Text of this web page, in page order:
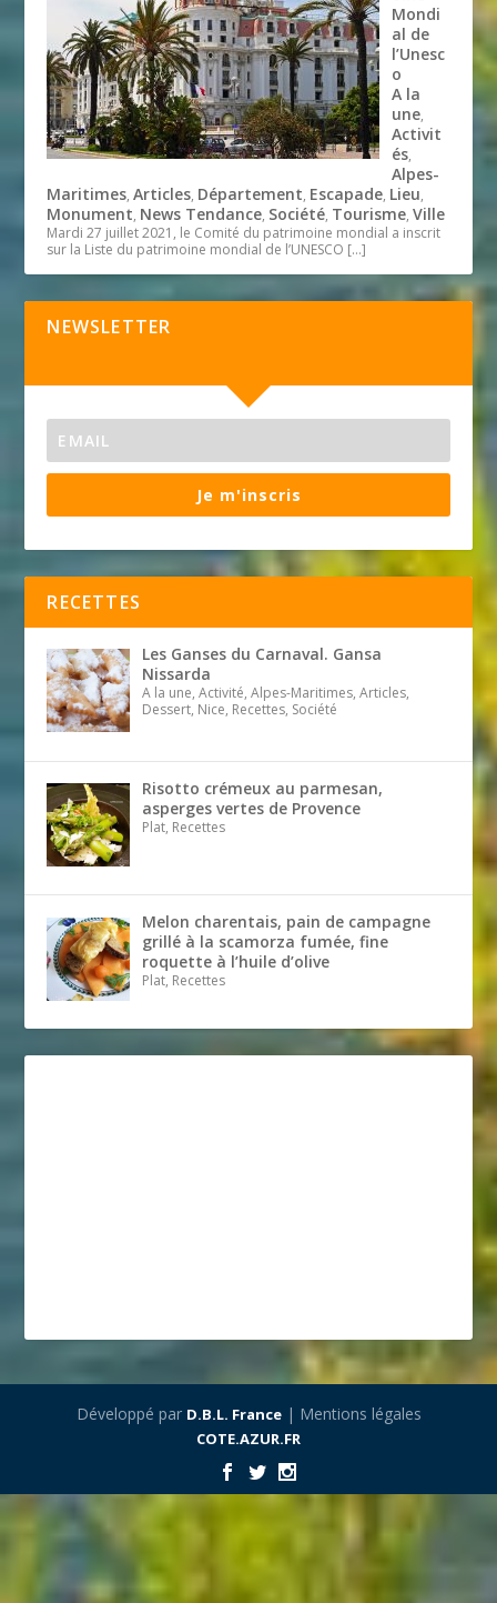
Mondi
al de
l’Unesc
o
A la
une,
Activit
és,
Alpes-
Maritimes,Articles, Département, Escapade, Lieu,
Monument, News Tendance, Société, Tourisme,Ville
Mardi 27 juillet 2021, le Comité du patrimoine mondial a inscrit
sur la Liste du patrimoine mondial de l’UNESCO […]
NEWSLETTER
Je m'inscris
RECETTES
Les Ganses du Carnaval. Gansa
Nissarda
A la une, Activité, Alpes-Maritimes, Articles,
Dessert, Nice, Recettes, Société
Risotto crémeux au parmesan,
asperges vertes de Provence
Plat, Recettes
Melon charentais, pain de campagne
grillé à la scamorza fumée, fine
roquette à l’huile d’olive
Plat, Recettes
Développé par D.B.L. France| Mentions légales
COTE.AZUR.FR